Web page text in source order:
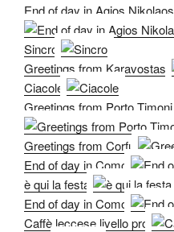
End of day in Agios Nikolaos
Sincro
Greetings from Karavostasi
Ciacole
Greetings from Porto Timoni
Greetings from Corfu
End of day in Como
è qui la festa
End of day in Como
Caffè leccese livello pro